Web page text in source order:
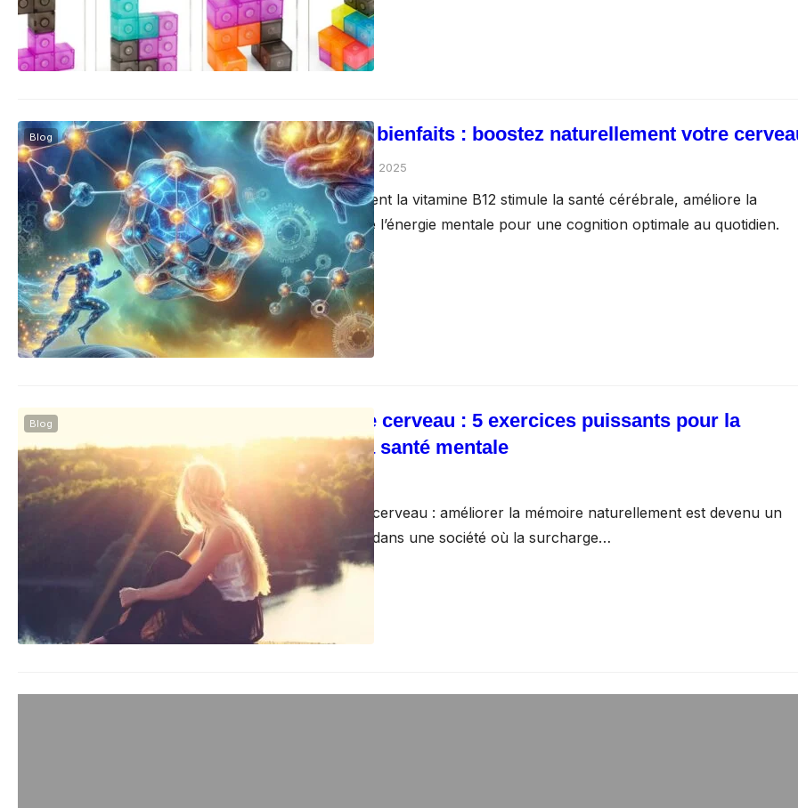
Vitamine B12 bienfaits : boostez naturellement votre
Sophie Durandjuillet 11, 2025
Blog
Découvrez comment la vitamine B12 stimule la santé cérébrale, améliore la
mémoire et booste l’énergie mentale pour une cognition optimale au quotidien.
Boostez votre cerveau : 5 exercices puissants pour la
mémoire et la santé mentale
fels juillet 2, 2025
Blog
Exercices pour le cerveau : améliorer la mémoire naturellement est devenu un
objectif prioritaire dans une société où la surcharge…